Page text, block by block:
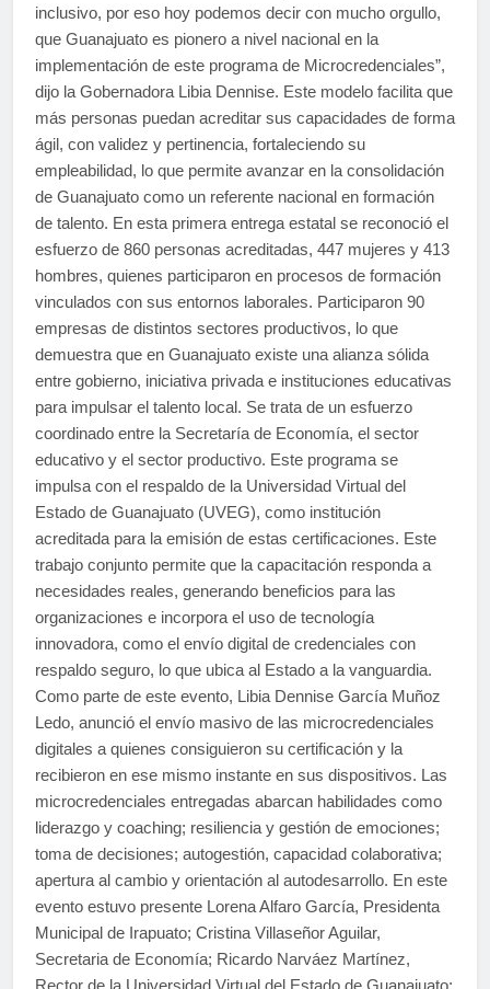
inclusivo, por eso hoy podemos decir con mucho orgullo,
que Guanajuato es pionero a nivel nacional en la
implementación de este programa de Microcredenciales”,
dijo la Gobernadora Libia Dennise. Este modelo facilita que
más personas puedan acreditar sus capacidades de forma
ágil, con validez y pertinencia, fortaleciendo su
empleabilidad, lo que permite avanzar en la consolidación
de Guanajuato como un referente nacional en formación
de talento. En esta primera entrega estatal se reconoció el
esfuerzo de 860 personas acreditadas, 447 mujeres y 413
hombres, quienes participaron en procesos de formación
vinculados con sus entornos laborales. Participaron 90
empresas de distintos sectores productivos, lo que
demuestra que en Guanajuato existe una alianza sólida
entre gobierno, iniciativa privada e instituciones educativas
para impulsar el talento local. Se trata de un esfuerzo
coordinado entre la Secretaría de Economía, el sector
educativo y el sector productivo. Este programa se
impulsa con el respaldo de la Universidad Virtual del
Estado de Guanajuato (UVEG), como institución
acreditada para la emisión de estas certificaciones. Este
trabajo conjunto permite que la capacitación responda a
necesidades reales, generando beneficios para las
organizaciones e incorpora el uso de tecnología
innovadora, como el envío digital de credenciales con
respaldo seguro, lo que ubica al Estado a la vanguardia.
Como parte de este evento, Libia Dennise García Muñoz
Ledo, anunció el envío masivo de las microcredenciales
digitales a quienes consiguieron su certificación y la
recibieron en ese mismo instante en sus dispositivos. Las
microcredenciales entregadas abarcan habilidades como
liderazgo y coaching; resiliencia y gestión de emociones;
toma de decisiones; autogestión, capacidad colaborativa;
apertura al cambio y orientación al autodesarrollo. En este
evento estuvo presente Lorena Alfaro García, Presidenta
Municipal de Irapuato; Cristina Villaseñor Aguilar,
Secretaria de Economía; Ricardo Narváez Martínez,